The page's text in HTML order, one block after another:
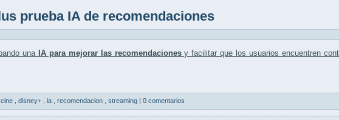
prueba IA de recomendaciones
una IA para mejorar las recomendacionesy facilitar que los usuarios encuentren
cine disney+ ia recomendacion streaming | 0 comentarios